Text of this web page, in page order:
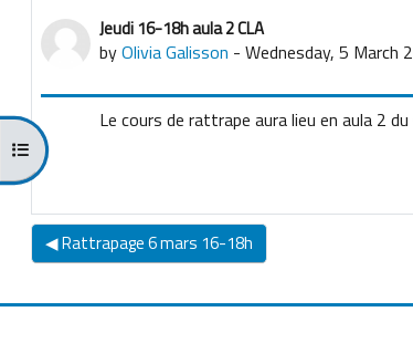
Open course index
Jeudi 16-18h aula 2 CLA
byOlivia Galisson - Wednesday, 5 March
Number of replies: 0
Le cours de rattrape aura lieu en aula 2 du
◀︎ Rattrapage 6 mars 16-18h